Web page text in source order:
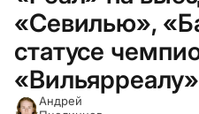
«Севилью»,
статусе
«Вильярреалу»
Андрей